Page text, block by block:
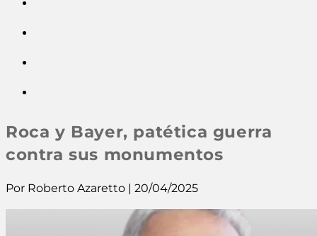
Roca y Bayer, patética guerra
contra sus monumentos
Por Roberto Azaretto | 20/04/2025